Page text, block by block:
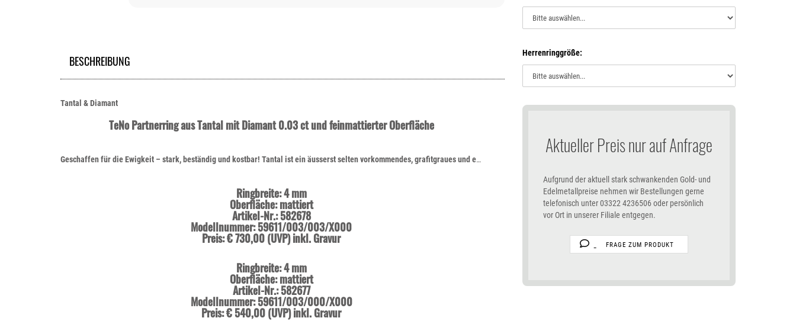
Herrenringgröße:
Aktueller Preis nur auf Anfrage
Aufgrund der aktuell stark schwankenden Gold- und
Edelmetallpreise nehmen wir Bestellungen gerne
telefonisch unter 03322 4236506 oder persönlich
vor Ort in unserer Filiale entgegen.
FRAGE ZUM PRODUKT
BESCHREIBUNG
Tantal & Diamant
TeNo Partnerring aus Tantal mit Diamant 0.03 ct und feinmattierter Oberfläche
Geschaffen für die Ewigkeit – stark, beständig und kostbar! Tantal ist ein äusserst selten vorkommendes, grafitgraues und extrem hartes Metall. Partner- und Trauringe aus Tantal sind ideal für alle Individualisten und kreative Paare, für die Platin und Gold einfach zu gewöhnlich sind. Die dunkleren Tantalringe lassen Diamanten und alle Goldtöne besonders schön strahlen.
Ringbreite: 4 mm
Oberfläche: mattiert
Artikel-Nr.: 582678
Modellnummer: 59611/003/003/X000
Preis: € 730,00 (UVP) inkl. Gravur
Ringbreite: 4 mm
Oberfläche: mattiert
Artikel-Nr.: 582677
Modellnummer: 59611/003/000/X000
Preis: € 540,00 (UVP) inkl. Gravur